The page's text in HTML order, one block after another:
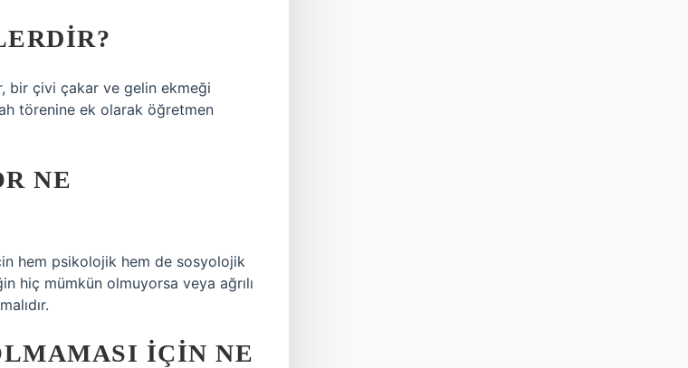
bir çivi çakar ve gelin ekmeği
törenine ek olarak öğretmen
NE
hem psikolojik hem de sosyolojik
hiç mümkün olmuyorsa veya ağrılı
IÇIN NE